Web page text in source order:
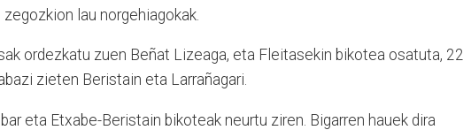
lau norgehiagokak.
ordezkatu zuen Beñat Lizeaga, eta Fleitasekin bikotea osatuta, 22
zieten Beristain eta Larrañagari.
eta Etxabe-Beristain bikoteak neurtu ziren. Bigarren hauek dira